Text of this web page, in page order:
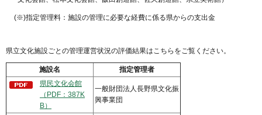
(※)指定管理料：施設の管理に必要な経費に係る県からの支出金
県立文化施設ごとの管理運営状況の評価結果はこちらをご覧ください。
施設名
指定管理者
県民文化会館
（PDF：387K
B）
一般財団法人長野県文化振
興事業団